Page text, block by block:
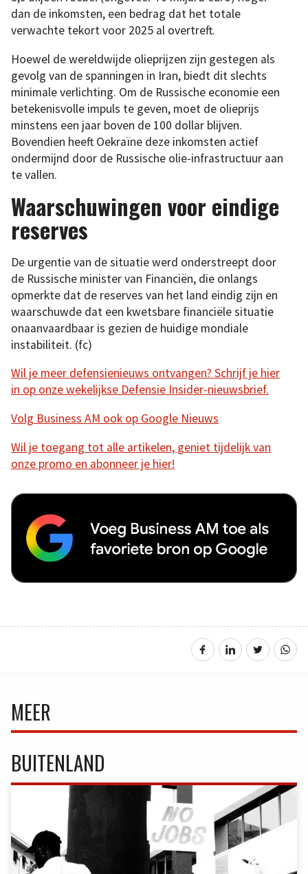
dan de inkomsten, een bedrag dat het totale
verwachte tekort voor 2025 al overtreft.
Hoewel de wereldwijde olieprijzen zijn gestegen als
gevolg van de spanningen in Iran, biedt dit slechts
minimale verlichting. Om de Russische economie een
betekenisvolle impuls te geven, moet de olieprijs
minstens een jaar boven de 100 dollar blijven.
Bovendien heeft Oekraïne deze inkomsten actief
ondermijnd door de Russische olie-infrastructuur aan
te vallen.
Waarschuwingen voor eindige
reserves
De urgentie van de situatie werd onderstreept door
de Russische minister van Financiën, die onlangs
opmerkte dat de reserves van het land eindig zijn en
waarschuwde dat een kwetsbare financiële situatie
onaanvaardbaar is gezien de huidige mondiale
instabiliteit. (fc)
Wil je meer defensienieuws ontvangen? Schrijf je hier
in op onze wekelijkse Defensie Insider-nieuwsbrief.
Volg Business AM ook op Google Nieuws
Wil je toegang tot alle artikelen, geniet tijdelijk van
onze promo en abonneer je hier!
MEER
BUITENLAND